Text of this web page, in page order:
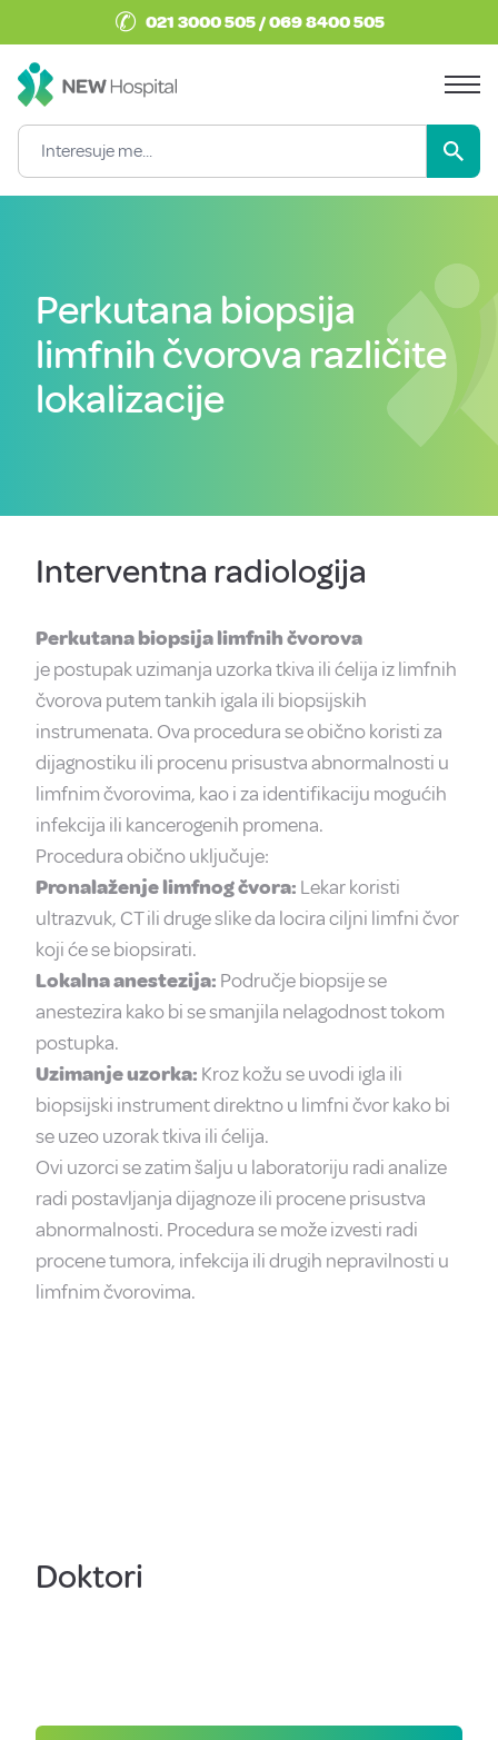
✆ 021 3000 505 / 069 8400 505
Perkutana biopsija
limfnih čvorova različite
lokalizacije
Interventna radiologija
Perkutana biopsija limfnih čvorova
je postupak uzimanja uzorka tkiva ili ćelija iz limfnih
čvorova putem tankih igala ili biopsijskih
instrumenata. Ova procedura se obično koristi za
dijagnostiku ili procenu prisustva abnormalnosti u
limfnim čvorovima, kao i za identifikaciju mogućih
infekcija ili kancerogenih promena.
Procedura obično uključuje:
Pronalaženje limfnog čvora: Lekar koristi
ultrazvuk, CT ili druge slike da locira ciljni limfni čvor
koji će se biopsirati.
Lokalna anestezija: Područje biopsije se
anestezira kako bi se smanjila nelagodnost tokom
postupka.
Uzimanje uzorka: Kroz kožu se uvodi igla ili
biopsijski instrument direktno u limfni čvor kako bi
se uzeo uzorak tkiva ili ćelija.
Ovi uzorci se zatim šalju u laboratoriju radi analize
radi postavljanja dijagnoze ili procene prisustva
abnormalnosti. Procedura se može izvesti radi
procene tumora, infekcija ili drugih nepravilnosti u
limfnim čvorovima.
Doktori